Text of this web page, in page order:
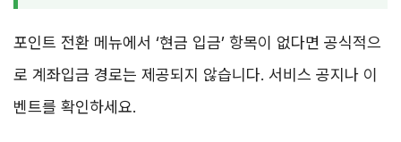
포인트 전환 메뉴에서 ‘현금 입금’ 항목이 없다면 공식적으
로 계좌입금 경로는 제공되지 않습니다. 서비스 공지나 이
벤트를 확인하세요.